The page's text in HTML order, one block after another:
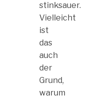
stinksauer.
Vielleicht
ist
das
auch
der
Grund,
warum